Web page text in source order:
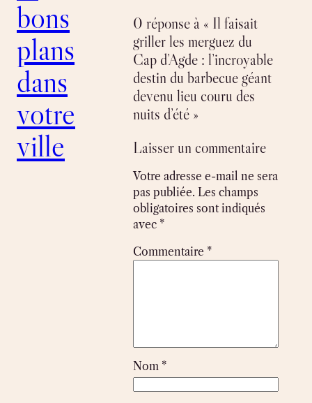
bons
plans
dans
votre
ville
0 réponse à « Il faisait
griller les merguez du
Cap d’Agde : l’incroyable
destin du barbecue géant
devenu lieu couru des
nuits d’été »
Laisser un commentaire
Votre adresse e-mail ne sera
pas publiée. Les champs
obligatoires sont indiqués
avec *
Commentaire *
Nom *